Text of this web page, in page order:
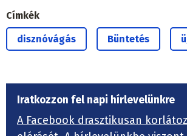
Címkék
disznóvágás Büntetés
Iratkozzon fel napi hírlevelünkre
A Facebook drasztikusan